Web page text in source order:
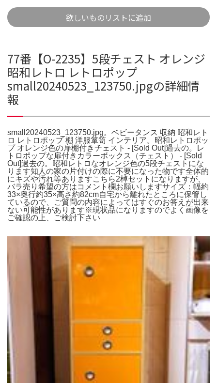
欲しいものリストに追加
77番【O-2235】5段チェスト オレンジ
昭和レトロ レトロポップ
small20240523_123750.jpgの詳細情
報
small20240523_123750.jpg。ベビータンス 収納 昭和レト
ロ レトロポップ 棚 洋服箪笥 インテリア。昭和レトロポッ
プ オレンジ色の扉棚付きチェスト - [Sold Out]過去の。レ
トロポップな扉付きカラーボックス（チェスト） - [Sold
Out]過去の。昭和レトロなオレンジ色の5段チェストにな
ります知人の家の片付けの際に不要になった物です全体的
にキズや汚れ等ありますこちら2棹セットになりますが、
バラ売り希望の方はコメント欄お願いしますサイズ：幅約
33×奥行約35×高さ約82cm自宅から離れたところに保管し
ているので、ご質問の内容によってはすぐのお答えが出来
ない可能性があります※現状品になりますのでよく画像を
ご確認の上、ご検討下さい